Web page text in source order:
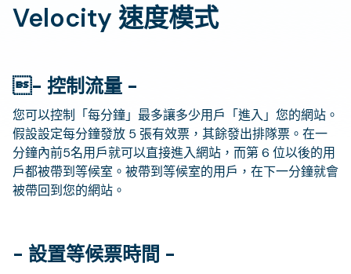
Velocity 速度模式
- 控制流量 -
您可以控制「每分鐘」最多讓多少用戶「進入」您的網站。
假設設定每分鐘發放 5 張有效票，其餘發出排隊票。在一
分鐘內前5名用戶就可以直接進入網站，而第 6 位以後的用
戶都被帶到等候室。被帶到等候室的用戶，在下一分鐘就會
被帶回到您的網站。
- 設置等候票時間 -